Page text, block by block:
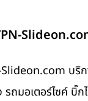
Slideon.com บ
มอเตอร์ไซค์ บิ๊ก